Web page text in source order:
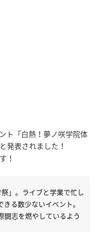
ト「白熱！夢ノ咲学院体
発表されました！
！
」。ライブと学業で忙し
る数少ないイベント。
闘志を燃やしているよう